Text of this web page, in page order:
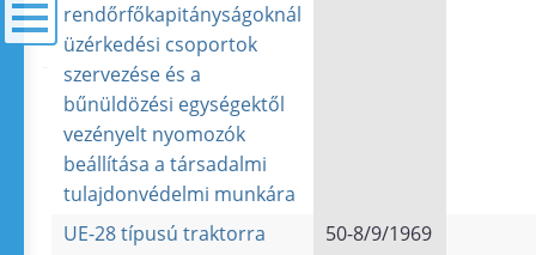
rendőrfőkapitányságoknál
üzérkedési csoportok
szervezése és a
bűnüldözési egységektől
vezényelt nyomozók
beállítása a társadalmi
tulajdonvédelmi munkára
UE-28 típusú traktorra
50-8/9/1969